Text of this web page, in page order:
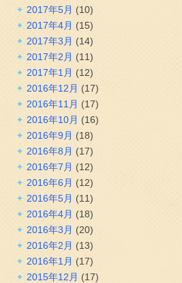
2017年5月 (10)
2017年4月 (15)
2017年3月 (14)
2017年2月 (11)
2017年1月 (12)
2016年12月 (17)
2016年11月 (17)
2016年10月 (16)
2016年9月 (18)
2016年8月 (17)
2016年7月 (12)
2016年6月 (12)
2016年5月 (11)
2016年4月 (18)
2016年3月 (20)
2016年2月 (13)
2016年1月 (17)
2015年12月 (17)